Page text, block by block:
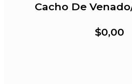
Cacho De
$0,00